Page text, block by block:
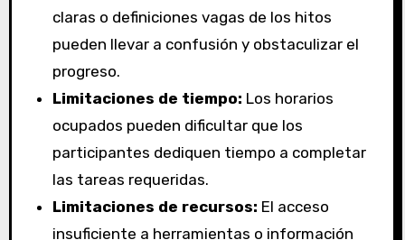
claras o definiciones vagas de los hitos
pueden llevar a confusión y obstaculizar el
progreso.
Limitaciones de tiempo: Los horarios
ocupados pueden dificultar que los
participantes dediquen tiempo a completar
las tareas requeridas.
Limitaciones de recursos: El acceso
insuficiente a herramientas o información